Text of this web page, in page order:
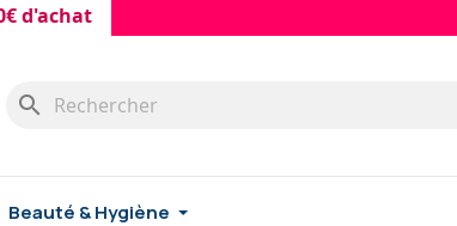
search
Beauté & Hygiène